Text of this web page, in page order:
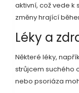
aktivní, což vede k
změny hrající
Léky a
Některé léky,
strůjcem suchého
nebo psoriáza